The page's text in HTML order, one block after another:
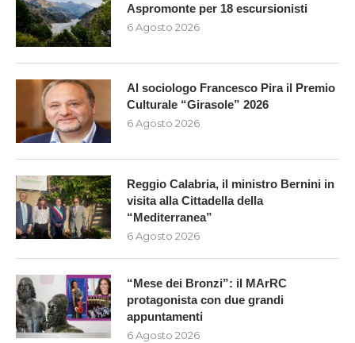
Aspromonte per 18 escursionisti
6 Agosto 2026
Al sociologo Francesco Pira il Premio
Culturale “Girasole” 2026
6 Agosto 2026
Reggio Calabria, il ministro Bernini in
visita alla Cittadella della
“Mediterranea”
6 Agosto 2026
“Mese dei Bronzi”: il MArRC
protagonista con due grandi
appuntamenti
6 Agosto 2026